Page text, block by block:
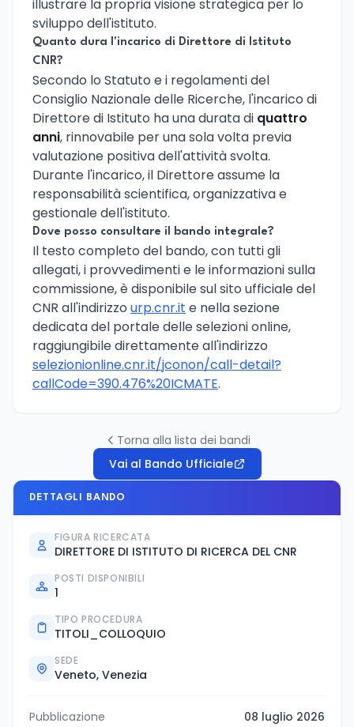
illustrare la propria visione strategica per lo
sviluppo dell'istituto.
Quanto dura l'incarico di Direttore di Istituto
CNR?
Secondo lo Statuto e i regolamenti del
Consiglio Nazionale delle Ricerche, l'incarico di
Direttore di Istituto ha una durata di quattro
anni, rinnovabile per una sola volta previa
valutazione positiva dell'attività svolta.
Durante l'incarico, il Direttore assume la
responsabilità scientifica, organizzativa e
gestionale dell'istituto.
Dove posso consultare il bando integrale?
Il testo completo del bando, con tutti gli
allegati, i provvedimenti e le informazioni sulla
commissione, è disponibile sul sito ufficiale del
CNR all'indirizzo urp.cnr.it e nella sezione
dedicata del portale delle selezioni online,
raggiungibile direttamente all'indirizzo
selezionionline.cnr.it/jconon/call-detail?
callCode=390.476%20ICMATE.
Torna alla lista dei bandi
Vai al Bando Ufficiale
DETTAGLI BANDO
FIGURA RICERCATA
DIRETTORE DI ISTITUTO DI RICERCA DEL CNR
POSTI DISPONIBILI
1
TIPO PROCEDURA
TITOLI_COLLOQUIO
SEDE
Veneto, Venezia
Pubblicazione
08 luglio 2026